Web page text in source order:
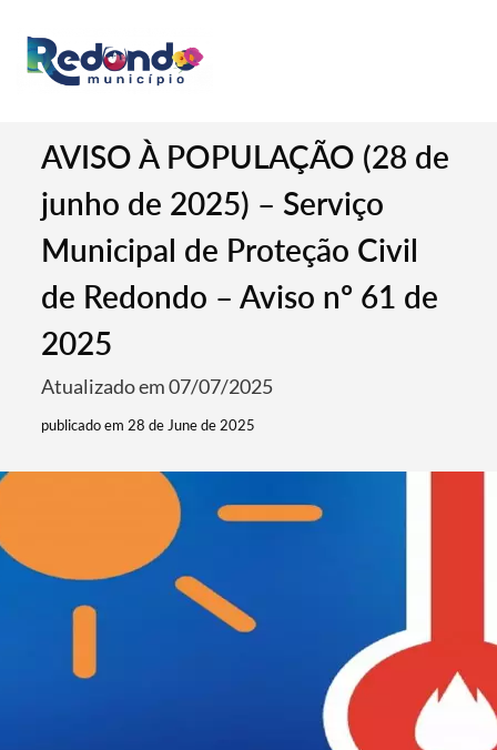
AVISO À POPULAÇÃO (28 de
junho de 2025) – Serviço
Municipal de Proteção Civil
de Redondo – Aviso nº 61 de
2025
Atualizado em 07/07/2025
publicado em 28 de June de 2025